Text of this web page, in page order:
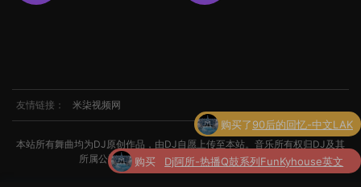
友情链接： 米柒视频网
本站所有舞曲均为DJ原创作品，由DJ自愿上传至本站。音乐所有权归DJ及其
所属公司所有。如涉及侵权，请联系我们处理。
购买
了
Dj阿所-热播Q鼓系列FunKyhouse英文
串烧
购买了世界杯专辑小串